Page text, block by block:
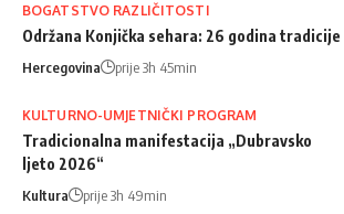
BOGATSTVO RAZLIČITOSTI
Održana Konjička sehara: 26 godina tradicije
Hercegovina prije 3h 45min
KULTURNO-UMJETNIČKI PROGRAM
Tradicionalna manifestacija „Dubravsko
ljeto 2026“
Kultura prije 3h 49min